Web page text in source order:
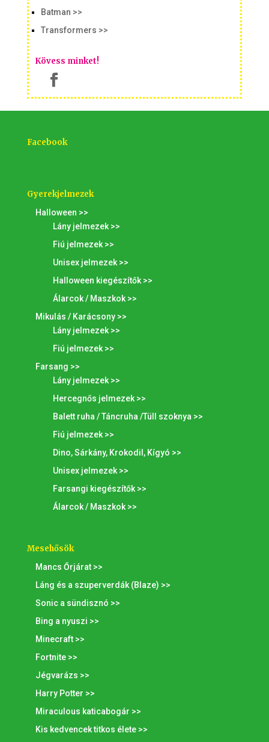
Batman >>
Transformers >>
Kövess minket!
Facebook
Gyerekjelmezek
Halloween >>
Lány jelmezek >>
Fiú jelmezek >>
Unisex jelmezek >>
Halloween kiegészítők >>
Álarcok / Maszkok >>
Mikulás / Karácsony >>
Lány jelmezek >>
Fiú jelmezek >>
Farsang >>
Lány jelmezek >>
Hercegnős jelmezek >>
Balett ruha / Táncruha /Tüll szoknya >>
Fiú jelmezek >>
Dino, Sárkány, Krokodil, Kígyó >>
Unisex jelmezek >>
Farsangi kiegészítők >>
Álarcok / Maszkok >>
Mesehősök
Mancs Őrjárat >>
Láng és a szuperverdák (Blaze) >>
Sonic a sündisznó >>
Bing a nyuszi >>
Minecraft >>
Fortnite >>
Jégvarázs >>
Harry Potter >>
Miraculous katicabogár >>
Kis kedvencek titkos élete >>